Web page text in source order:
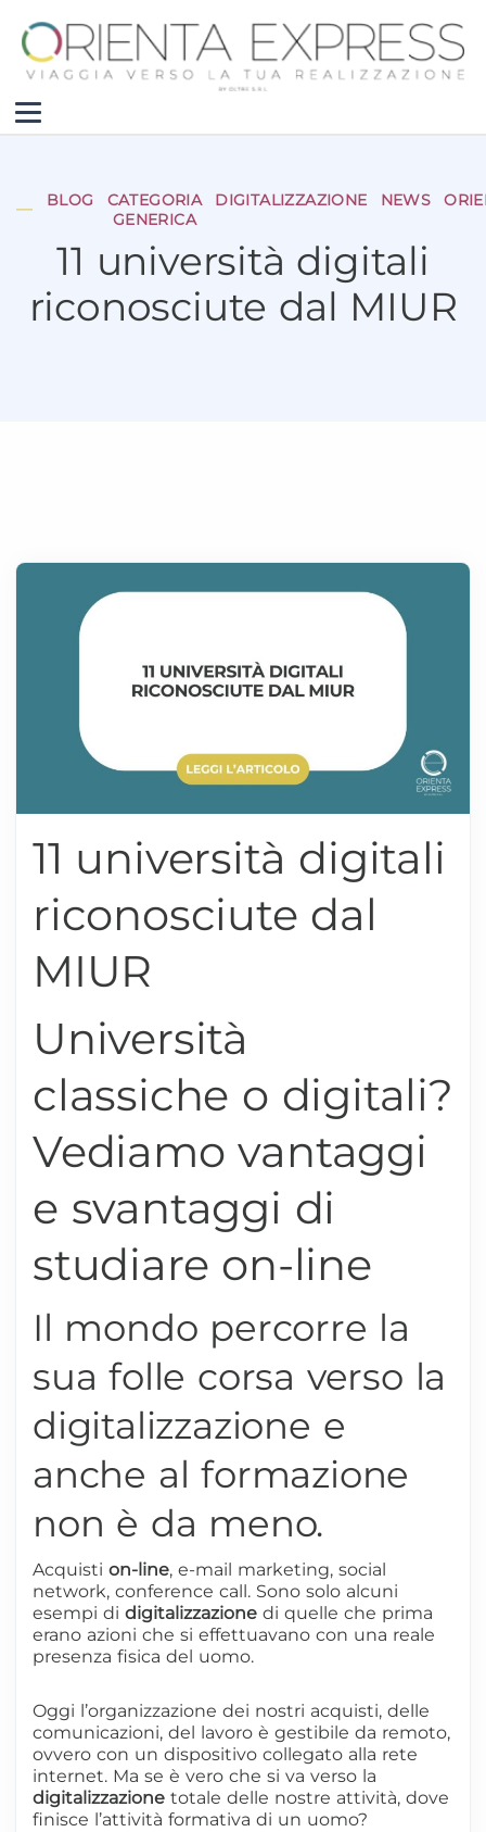
BLOG
CATEGORIA
GENERICA
DIGITALIZZAZIONE NEWS
11 università digitali
riconosciute dal MIUR
11 università digitali
riconosciute dal
MIUR
Università
classiche o digitali?
Vediamo vantaggi
e svantaggi di
studiare on-line
Il mondo percorre la
sua folle corsa verso la
digitalizzazione e
anche al formazione
non è da meno.
Acquisti on-line, e-mail marketing, social
network, conference call. Sono solo alcuni
esempi di digitalizzazione di quelle che prima
erano azioni che si effettuavano con una reale
presenza fisica del uomo.
Oggi l’organizzazione dei nostri acquisti, delle
comunicazioni, del lavoro è gestibile da remoto,
ovvero con un dispositivo collegato alla rete
internet. Ma se è vero che si va verso la
digitalizzazione totale delle nostre attività, dove
finisce l’attività formativa di un uomo?